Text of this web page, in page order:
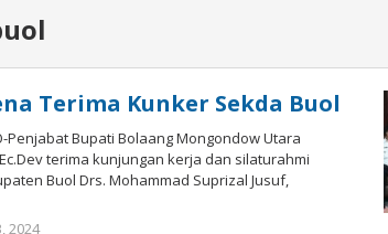
Terima Kunker Sekda Buol
Penjabat Bupati Bolaang Mongondow Utara
terima kunjungan kerja dan silaturahmi
Buol Drs. Mohammad Suprizal Jusuf,
2024